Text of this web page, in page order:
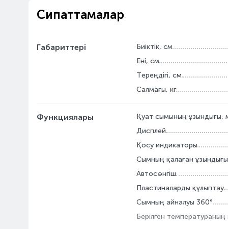
Сипаттамалар
Габариттері Биіктік, см
Ені, см
Тереңдігі, см
Салмағы, кг
Функциялары Қуат сымының ұзындығы,
Дисплей
Қосу индикаторы
Сымның қалаған ұзындығы
Автосөнгіш
Пластиналарды құлыптау
Сымның айналуы 360°
Берілген температураның